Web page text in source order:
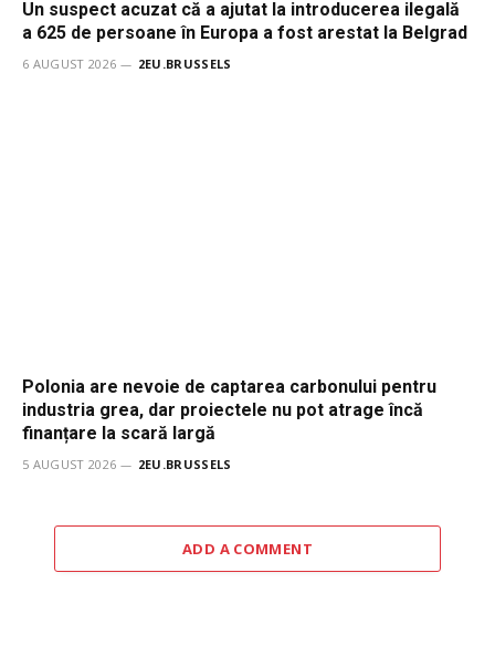
Un suspect acuzat că a ajutat la introducerea ilegală
a 625 de persoane în Europa a fost arestat la Belgrad
6 AUGUST 2026 2EU.BRUSSELS
Polonia are nevoie de captarea carbonului pentru
industria grea, dar proiectele nu pot atrage încă
finanțare la scară largă
5 AUGUST 2026 2EU.BRUSSELS
ADD A COMMENT